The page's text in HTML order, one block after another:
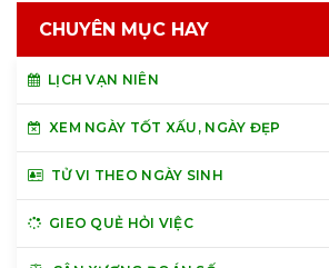
CHUYÊN MỤC HAY
LỊCH VẠN NIÊN
XEM NGÀY TỐT XẤU, NGÀY ĐẸP
TỬ VI THEO NGÀY SINH
GIEO QUẺ HỎI VIỆC